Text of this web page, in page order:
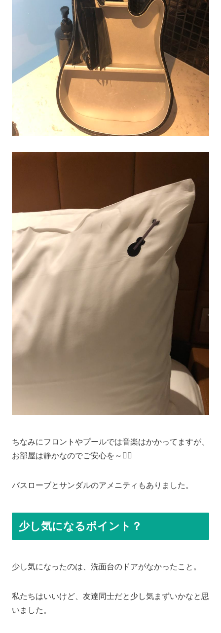
ちなみにフロントやプールでは音楽はかかってますが、
お部屋は静かなのでご安心を～🙆‍♀️
バスローブとサンダルのアメニティもありました。
少し気になるポイント？
少し気になったのは、洗面台のドアがなかったこと。
私たちはいいけど、友達同士だと少し気まずいかなと思
いました。